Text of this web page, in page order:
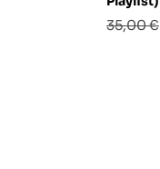
Prezzo
35,00 €